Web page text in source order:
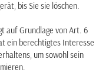
bis Sie sie löschen.
auf Grundlage von Art. 6
ein berechtigtes Interesse
um sowohl sein